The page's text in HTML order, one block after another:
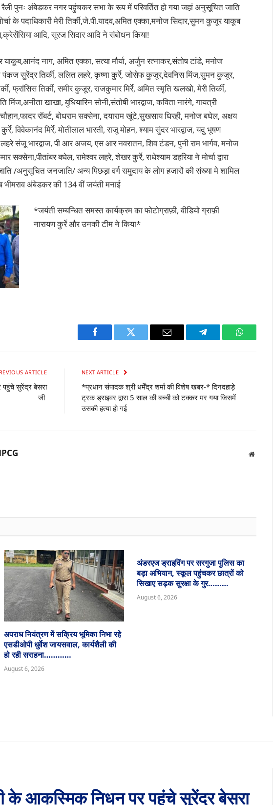
रैली पुनः अंबेडकर नगर पहुंचकर सभा के रूप में परिवर्तित हो गया जहां अनुसूचित जाति
के पदाधिकारी मेरी तिर्की,जे.पी.यादव,अमित एक्का,मनोज सिदार,सुमन कुजूर याकूब
आदि, सूरज सिदार आदि ने संबोधन किया!
याकूब,आनंद नाग, अमित एक्का, सत्या मौर्या, अर्जुन रत्नाकर,संतोष टांडे, मनोज
पंकज सुरेंद्र तिर्की, ललित लहरे, कृष्णा कुर्रे, जोसेफ कुजूर,देवनिस मिंज,सुमन कुजूर,
फ्रांसिस तिर्की, समीर कुजूर, राजकुमार मिर्रे, अमित स्मृति खलखो, मेरी तिर्की,
मिंज,अनीता खाखा, बुधियारिन सोनी,संतोषी भारद्वाज, कविता नारंगे, गायत्री
रॉबर्ट, बोधराम सक्सेना, दयाराम खूंटे,सुखसाय धिरही, मनोज बघेल, अक्षय
विवेकानंद मिर्रे, मोतीलाल भारती, राजू मोहन, श्याम सुंदर भारद्वाज, यदु भूषण
संजू भारद्वाज, पी आर अजय, एस आर नवरातन, शिव टंडन, पुनी राम भार्गव, मनोज
सक्सेना,पीतांबर बघेल, रामेश्वर लहरे, शेखर कुर्रे, राधेश्याम डहरिया ने मोर्चा द्वारा
/अनुसूचित जनजाति/ अन्य पिछड़ा वर्ग समुदाय के लोग हजारों की संख्या मे शामिल
भीमराव अंबेडकर की 134 वीं जयंती मनाई
*जयंती सम्बन्धित समस्त कार्यक्रम का फोटोग्राफ़ी, वीडियो ग्राफ़ी
नारायण कुर्रे और उनकी टीम ने किया*
Facebook Twitter Email Telegram WhatsApp
ARTICLE
पहुंचे सुरेंद्र बेसरा
जी
NEXT ARTICLE
*प्रधान संपादक श्री धर्मेंद्र शर्मा की विशेष खबर-* दिनदहाड़े
ट्रक ड्राइवर द्वारा 5 साल की बच्ची को टक्कर मर गया जिसमें
उसकी हत्या हो गई
Website
अपराध नियंत्रण में सक्रिय भूमिका निभा रहे
एसडीओपी धुर्वेश जायसवाल, कार्यशैली की
हो रही सराहना…………
August 6, 2026
अंडरएज ड्राइविंग पर सरगुजा पुलिस का
बड़ा अभियान, स्कूल पहुंचकर छात्रों को
सिखाए सड़क सुरक्षा के गुर………
August 6, 2026
के आकस्मिक निधन पर पहुंचे सुरेंद्र बेसरा